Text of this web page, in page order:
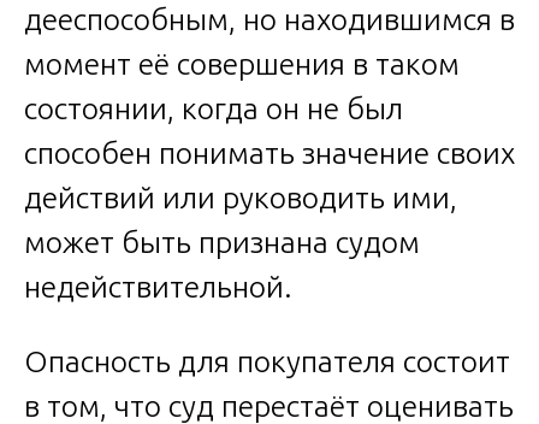
дееспособным, но находившимся в
момент её совершения в таком
состоянии, когда он не был
способен понимать значение своих
действий или руководить ими,
может быть признана судом
недействительной.
Опасность для покупателя состоит
в том, что суд перестаёт оценивать